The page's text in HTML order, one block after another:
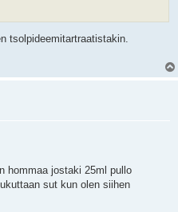
tsolpideemitartraatistakin.
hommaa jostaki 25ml pullo
sut kun olen siihen